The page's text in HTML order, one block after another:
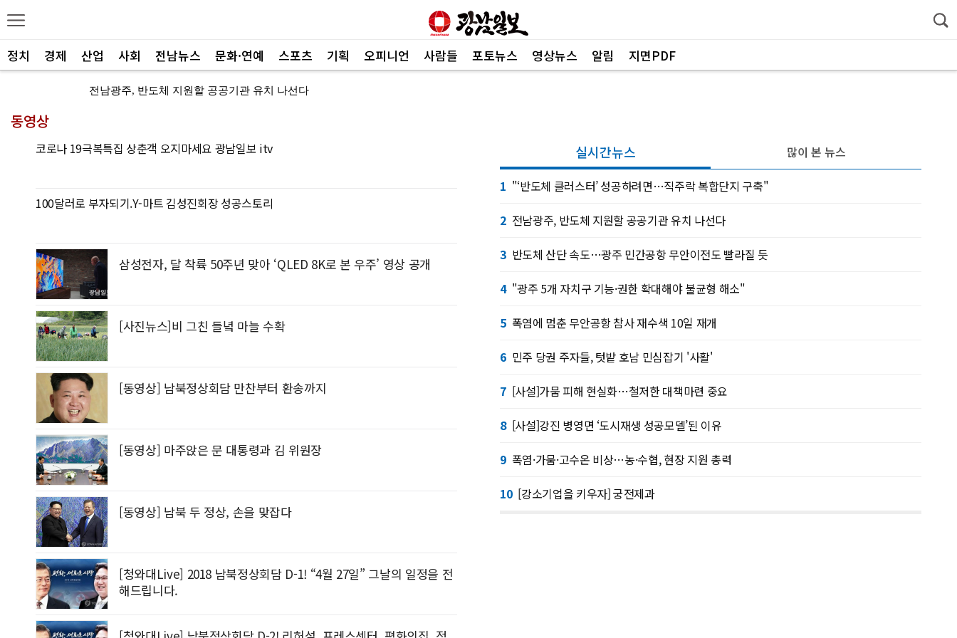
정치 경제 산업 사회 전남뉴스 문화·연예 스포츠 기획 오피니언 사람들 포토뉴스 영상뉴스 알림 지면PDF
전남광주, 반도체 지원할 공공기관 유치 나선다
"광주 5개 자치구 기능·권한 확대해야 불균형 해소"
민주 당권 주자들, 텃밭 호남 민심잡기 '사활'
[사설]강진 병영면 ‘도시재생 성공모델’된 이유
폭염·가뭄·고수온 비상…농·수협, 현장 지원 총력
[강소기업을 키우자] 궁전제과
동영상
코로나 19극복특집 상춘객 오지마세요 광남일보 itv
100달러로 부자되기.Y-마트 김성진회장 성공스토리
삼성전자, 달 착륙 50주년 맞아 ‘QLED 8K로 본 우주’ 영상 공개
[사진뉴스]비 그친 들녘 마늘 수확
[동영상] 남북정상회담 만찬부터 환송까지
[동영상] 마주앉은 문 대통령과 김 위원장
[동영상] 남북 두 정상, 손을 맞잡다
[청와대Live] 2018 남북정상회담 D-1! “4월 27일” 그날의 일정을 전
해드립니다.
실시간뉴스
1 "‘반도체 클러스터’ 성공하려면…직주락 복합단지 구축"
2 전남광주, 반도체 지원할 공공기관 유치 나선다
3 반도체 산단 속도…광주 민간공항 무안이전도 빨라질 듯
4 "광주 5개 자치구 기능·권한 확대해야 불균형 해소"
5 폭염에 멈춘 무안공항 참사 재수색 10일 재개
6 민주 당권 주자들, 텃밭 호남 민심잡기 '사활'
7 [사설]가뭄 피해 현실화…철저한 대책마련 중요
8 [사설]강진 병영면 ‘도시재생 성공모델’된 이유
9 폭염·가뭄·고수온 비상…농·수협, 현장 지원 총력
10 [강소기업을 키우자] 궁전제과
많이 본 뉴스